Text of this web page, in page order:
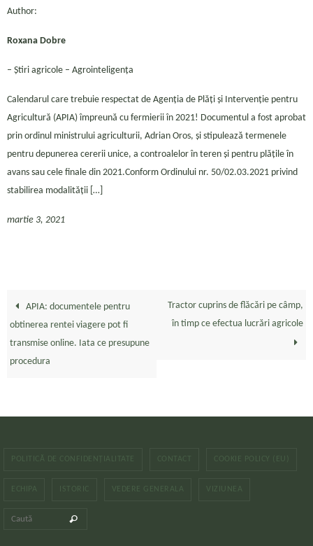
Author:
Roxana Dobre
– Ştiri agricole – Agrointeligența
Calendarul care trebuie respectat de Agenția de Plăți și Intervenție pentru
Agricultură (APIA) împreună cu fermierii în 2021! Documentul a fost aprobat
prin ordinul ministrului agriculturii, Adrian Oros, și stipulează termenele
pentru depunerea cererii unice, a controalelor în teren și pentru plățile în
avans sau cele finale din 2021.Conform Ordinului nr. 50/02.03.2021 privind
stabilirea modalității […]
martie 3, 2021
APIA: documentele pentru
obtinerea rentei viagere pot fi
transmise online. Iata ce presupune
procedura
Tractor cuprins de flăcări pe câmp,
în timp ce efectua lucrări agricole
POLITICĂ DE CONFIDENȚIALITATE CONTACT COOKIE POLICY (EU)
ECHIPA ISTORIC VEDERE GENERALA VIZIUNEA
Caută